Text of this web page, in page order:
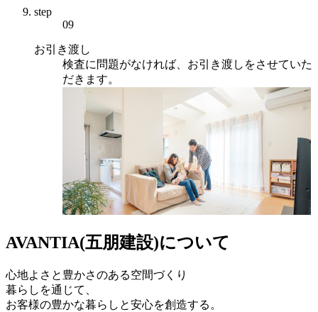
step
09
お引き渡し
検査に問題がなければ、お引き渡しをさせていた
だきます。
AVANTIA(五朋建設)について
心地よさと豊かさのある空間づくり
暮らしを通じて、
お客様の豊かな暮らしと安心を創造する。